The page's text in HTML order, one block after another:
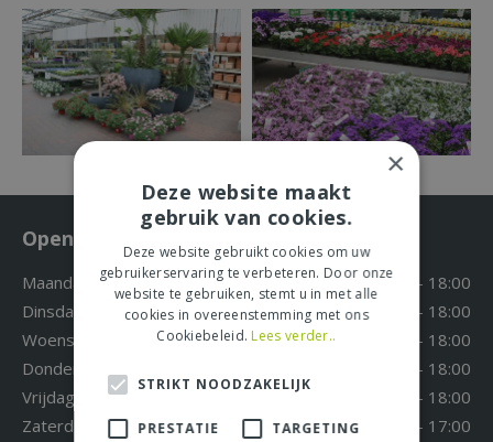
Openingstijden
Maandag
09:30 - 18:00
Dinsdag
09:30 - 18:00
Woensdag
09:30 - 18:00
Donderdag
09:30 - 18:00
Vrijdag
09:30 - 18:00
Zaterdag
09:30 - 17:00
×
Deze website maakt
gebruik van cookies.
Deze website gebruikt cookies om uw
gebruikerservaring te verbeteren. Door onze
website te gebruiken, stemt u in met alle
cookies in overeenstemming met ons
Cookiebeleid. Lees verder..
STRIKT NOODZAKELIJK
PRESTATIE TARGETING